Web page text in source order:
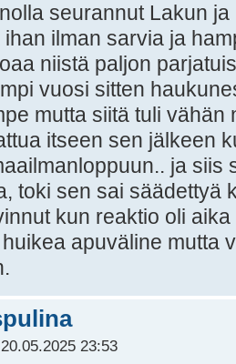
seurannut Lakun
ilman sarvia ja
niistä paljon
vuosi sitten
mutta siitä tuli vähän
itseen sen jälkeen
ja siis
toki sen sai säädettyä
kun reaktio oli
apuväline mutta
23:53